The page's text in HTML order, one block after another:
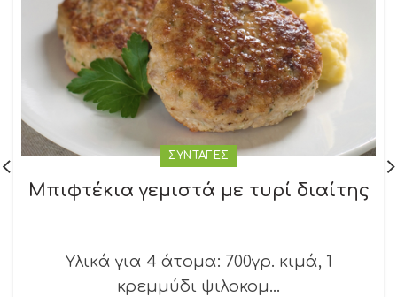
ΣΥΝΤΑΓΕΣ
Μπιφτέκια γεμιστά με τυρί διαίτης
Υλικά για 4 άτομα: 700γρ. κιμά, 1
κρεμμύδι ψιλοκομ...